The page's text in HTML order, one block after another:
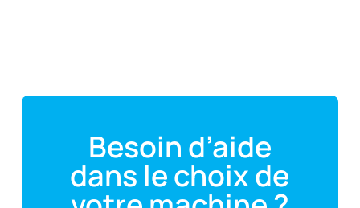
Besoin d’aide
dans le choix de